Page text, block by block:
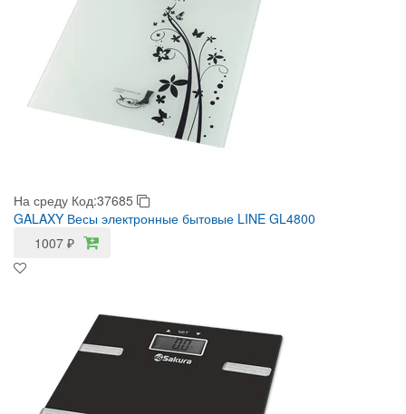
На среду Код:37685
GALAXY Весы электронные бытовые LINE GL4800
1007 ₽